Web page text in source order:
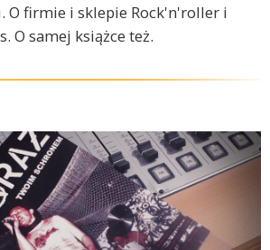
O firmie i sklepie Rock'n'roller i
O samej książce też.